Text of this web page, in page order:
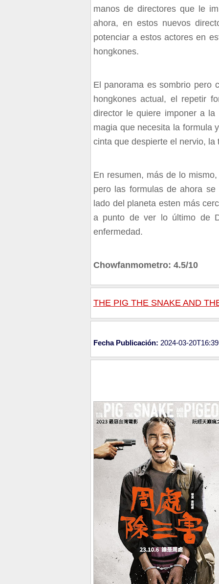
manos de directores que le
ahora, en estos nuevos
potenciar a estos actores en
hongkones.
El panorama es sombrio pero
hongkones actual, el repetir
director le quiere imponer a
magia que necesita la formula
cinta que despierte el nervio,
En resumen, más de lo
pero las formulas de ahora
lado del planeta esten más
a punto de ver lo último de
enfermedad.
Chowfanmometro: 4.5/10
THE PIG THE SNAKE AND
Fecha Publicación: 2024-03-